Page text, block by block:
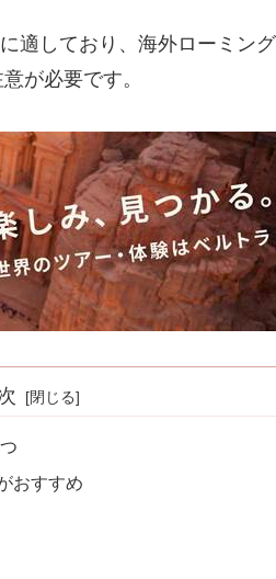
適しており、海外ローミン
が必要です。
おすすめ